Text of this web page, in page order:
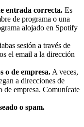
entrada correcta. Es
de programa o una
alojado en Spotify
sesión a través de
el email a la dirección
o de empresa. A veces,
a direcciones de
de empresa. Comunícate
o spam.